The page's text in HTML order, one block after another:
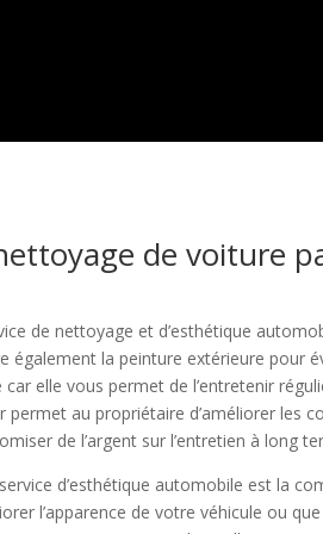
de voiture
de nettoyage et d’esthétique
également la peinture extérieure pour
car elle vous permet de l’entretenir
permet au propriétaire d’améliorer les
de l’argent sur l’entretien à long
d’esthétique automobile est la
l’apparence de votre véhicule ou